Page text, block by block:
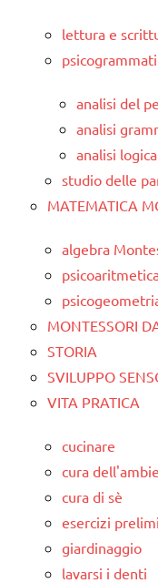
lettura e
analisi del
analisi
analisi
studio delle
MATEMATICA
algebra
MONTESSORI
STORIA
SVILUPPO
VITA PRATICA
cucinare
cura
cura di sè
esercizi
giardinaggio
lavarsi i denti